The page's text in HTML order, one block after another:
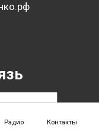
Радио Контакты